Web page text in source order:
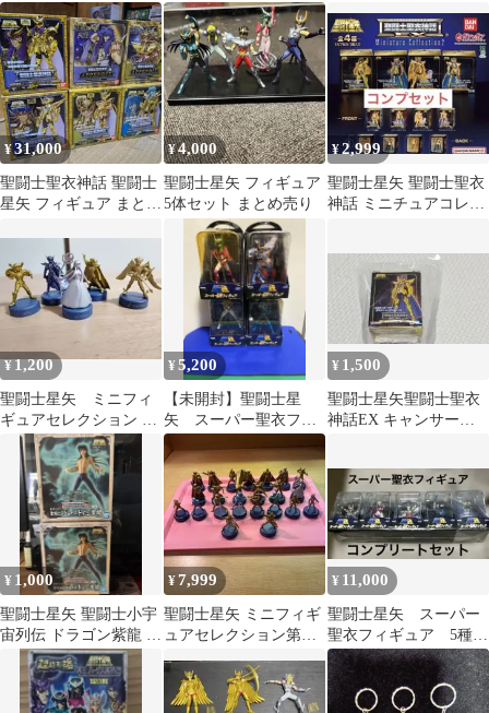
ット
レ ３体セット
¥31,000
聖闘士聖衣神話 聖闘士
星矢 フィギュア まとめ
¥4,000
聖闘士星矢 フィギュア
5体セット まとめ売り
¥2,999
聖闘士星矢 聖闘士聖衣
神話 ミニチュアコレク
¥1,200
聖闘士星矢 ミニフィ
ギュアセレクション 5
種セット
¥5,200
【未開封】聖闘士星
矢 スーパー聖衣フィ
ギュア 4種セット
¥ 1,500
聖闘士星矢聖闘士聖衣
神話EX キャンサー、
¥ 1,000
聖闘士星矢 聖闘士小宇
宙列伝 ドラゴン紫龍 フ
ィギュア 2個セット
¥7,999
聖闘士星矢 ミニフィギ
ュアセレクション第一
種セット
¥ 11,000
聖闘士星矢 スーパー
聖衣フィギュア 5種
コンプリートセット